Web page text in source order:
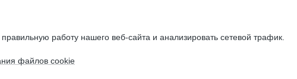
работу нашего веб-сайта и анализировать сетевой трафик.
файлов cookie